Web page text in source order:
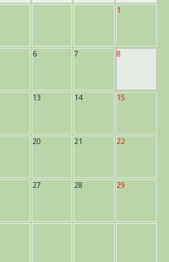
1
6 7 8
13 14 15
20 21 22
27 28 29